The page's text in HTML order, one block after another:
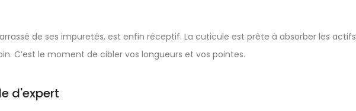
de ses impuretés, est enfin réceptif. La cuticule est prête à absorber les actifs
C’est le moment de cibler vos longueurs et vos pointes.
d'expert